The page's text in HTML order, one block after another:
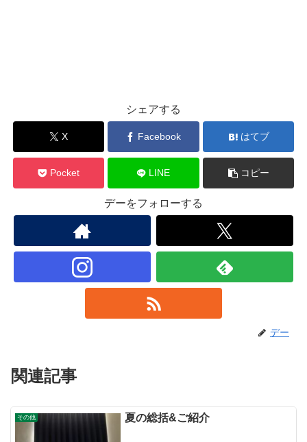
シェアする
X Facebook はてブ
Pocket LINE コピー
デーをフォローする
デー
関連記事
その他 夏の総括&ご紹介